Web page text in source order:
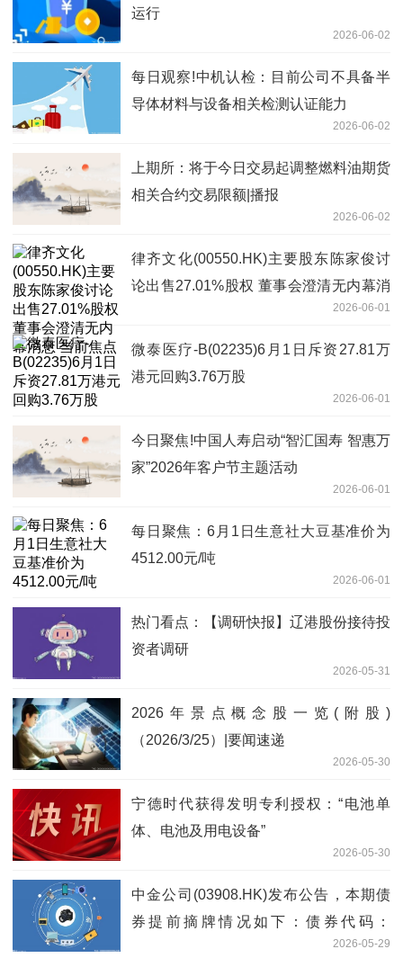
运行
2026-06-02
每日观察!中机认检：目前公司不具备半
导体材料与设备相关检测认证能力
2026-06-02
上期所：将于今日交易起调整燃料油期货
相关合约交易限额|播报
2026-06-02
律齐文化(00550.HK)主要股东陈家俊讨
论出售27.01%股权 董事会澄清无内幕消
2026-06-01
微泰医疗-B(02235)6月1日斥资27.81万
港元回购3.76万股
2026-06-01
今日聚焦!中国人寿启动“智汇国寿 智惠万
家”2026年客户节主题活动
2026-06-01
每日聚焦：6月1日生意社大豆基准价为
4512.00元/吨
2026-06-01
热门看点：【调研快报】辽港股份接待投
资者调研
2026-05-31
2026年景点概念股一览(附股)
（2026/3/25）|要闻速递
2026-05-30
宁德时代获得发明专利授权：“电池单
体、电池及用电设备”
2026-05-30
中金公司(03908.HK)发布公告，本期债
券提前摘牌情况如下：债券代码：
2026-05-29